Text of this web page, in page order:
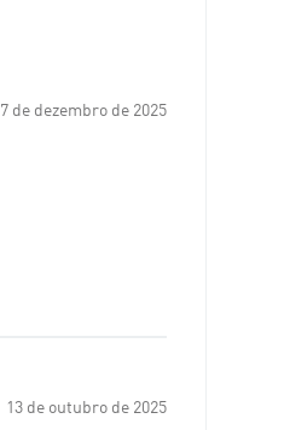
de dezembro de 2025
13 de outubro de 2025